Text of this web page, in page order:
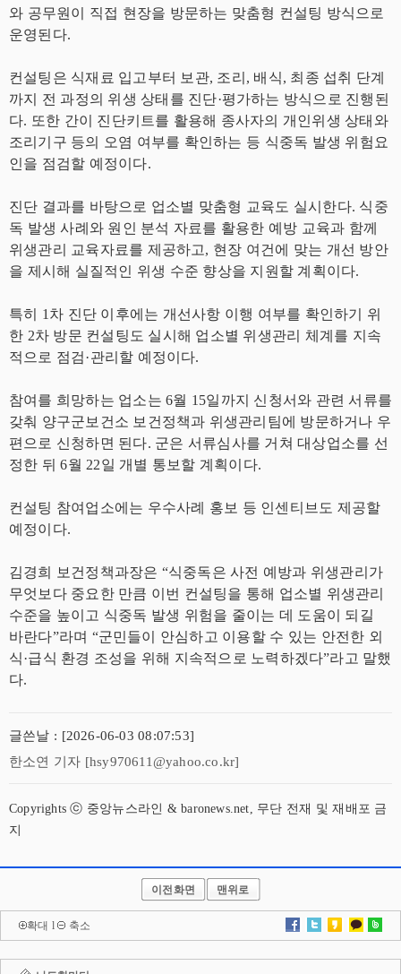
와 공무원이 직접 현장을 방문하는 맞춤형 컨설팅 방식으로
운영된다.
컨설팅은 식재료 입고부터 보관, 조리, 배식, 최종 섭취 단계
까지 전 과정의 위생 상태를 진단·평가하는 방식으로 진행된
다. 또한 간이 진단키트를 활용해 종사자의 개인위생 상태와
조리기구 등의 오염 여부를 확인하는 등 식중독 발생 위험요
인을 점검할 예정이다.
진단 결과를 바탕으로 업소별 맞춤형 교육도 실시한다. 식중
독 발생 사례와 원인 분석 자료를 활용한 예방 교육과 함께
위생관리 교육자료를 제공하고, 현장 여건에 맞는 개선 방안
을 제시해 실질적인 위생 수준 향상을 지원할 계획이다.
특히 1차 진단 이후에는 개선사항 이행 여부를 확인하기 위
한 2차 방문 컨설팅도 실시해 업소별 위생관리 체계를 지속
적으로 점검·관리할 예정이다.
참여를 희망하는 업소는 6월 15일까지 신청서와 관련 서류를
갖춰 양구군보건소 보건정책과 위생관리팀에 방문하거나 우
편으로 신청하면 된다. 군은 서류심사를 거쳐 대상업소를 선
정한 뒤 6월 22일 개별 통보할 계획이다.
컨설팅 참여업소에는 우수사례 홍보 등 인센티브도 제공할
예정이다.
김경희 보건정책과장은 “식중독은 사전 예방과 위생관리가
무엇보다 중요한 만큼 이번 컨설팅을 통해 업소별 위생관리
수준을 높이고 식중독 발생 위험을 줄이는 데 도움이 되길
바란다”라며 “군민들이 안심하고 이용할 수 있는 안전한 외
식·급식 환경 조성을 위해 지속적으로 노력하겠다”라고 말했
다.
글쓴날 : [2026-06-03 08:07:53]
한소연 기자 [hsy970611@yahoo.co.kr]
Copyrights ⓒ 중앙뉴스라인 & baronews.net, 무단 전재 및 재배포 금
지
이전화면 맨위로
확대 l 축소